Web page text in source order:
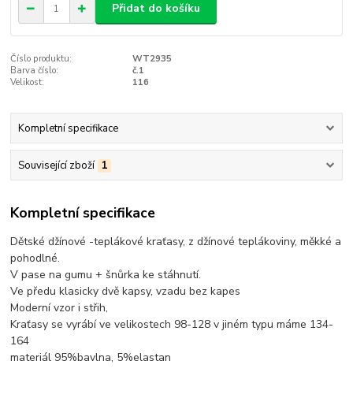
Přidat do košíku
Číslo produktu:
WT2935
Barva číslo:
č.1
Velikost:
116
Kompletní specifikace
Související zboží 1
Kompletní specifikace
Dětské džínové -teplákové kraťasy, z džínové teplákoviny, měkké a
pohodlné.
V pase na gumu + šnůrka ke stáhnutí.
Ve předu klasicky dvě kapsy, vzadu bez kapes
Moderní vzor i střih,
Kraťasy se vyrábí ve velikostech 98-128 v jiném typu máme 134-
164
materiál 95%bavlna, 5%elastan